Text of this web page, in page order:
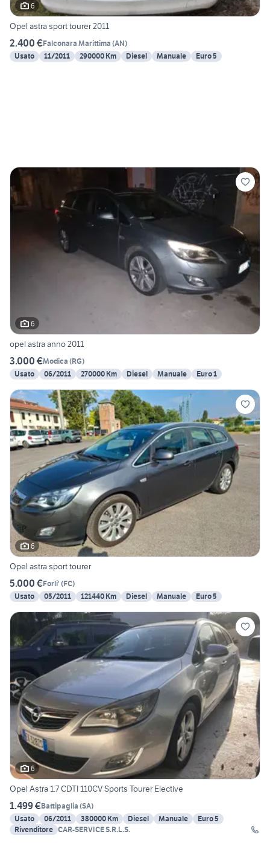
6
Opel astra sport tourer 2011
2.400 €Falconara Marittima (AN)
Usato
11/2011 290000 Km Diesel Manuale Euro 5
6
opel astra anno 2011
3.000 €Modica (RG)
Usato
06/2011 270000 Km Diesel Manuale Euro 1
6
Opel astra sport tourer
5.000 €Forli' (FC)
Usato
05/2011 121440 Km Diesel Manuale Euro 5
6
Opel Astra 1.7 CDTI 110CV Sports Tourer Elective
1.499 €Battipaglia (SA)
Usato
06/2011 380000 Km Diesel Manuale
Euro 5
Rivenditore CAR-SERVICE S.R.L.S.